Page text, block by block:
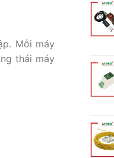
Mỗi máy
thái máy